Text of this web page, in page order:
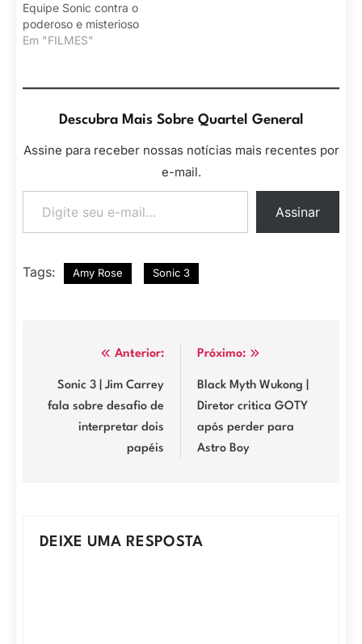
Equipe Sonic contra o
poderoso e misterioso
Shadow.
Em "FILMES"
Descubra Mais Sobre Quartel General
Assine para receber nossas notícias mais recentes por
e-mail.
Digite seu e-mail…
Assinar
Tags: Amy Rose Sonic 3
Navegação
Post
Anterior:
Sonic 3 | Jim Carrey
fala sobre desafio de
interpretar dois
papéis
Próximo:
Black Myth Wukong |
Diretor critica GOTY
após perder para
Astro Boy
DEIXE UMA RESPOSTA